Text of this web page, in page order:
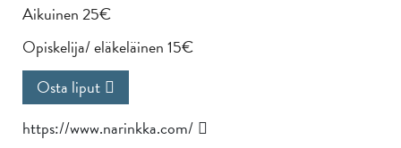
Aikuinen 25€
Opiskelija/ eläkeläinen 15€
Osta liput
https://www.narinkka.com/